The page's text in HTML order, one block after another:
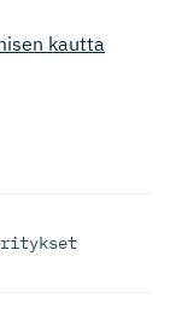
kautta